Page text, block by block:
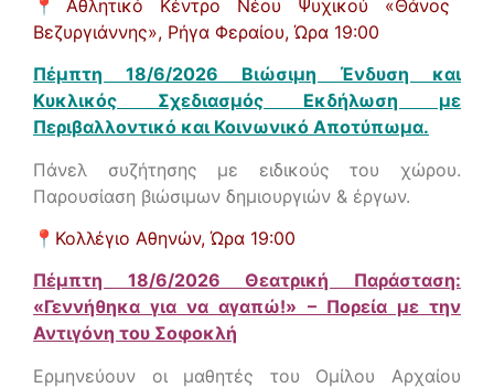
📍 Αθλητικό Κέντρο Νέου Ψυχικού «Θάνος
Βεζυργιάννης», Ρήγα Φεραίου,Ώρα 19:00
Πέμπτη 18/6/2026 Βιώσιμη Ένδυση και
Κυκλικός Σχεδιασμός Εκδήλωση με
Περιβαλλοντικό και Κοινωνικό Αποτύπωμα.
Πάνελ συζήτησης με ειδικούς του χώρου.
Παρουσίαση βιώσιμων δημιουργιών & έργων.
📍 Κολλέγιο Αθηνών,Ώρα 19:00
Πέμπτη 18/6/2026 Θεατρική Παράσταση:
«Γεννήθηκα για να αγαπώ!» – Πορεία με την
Αντιγόνη του Σοφοκλή
Ερμηνεύουν οι μαθητές του Ομίλου Αρχαίου